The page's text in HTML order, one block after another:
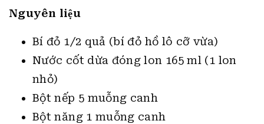
Nguyên liệu
Bí đỏ 1/2 quả (bí đỏ hồ lô cỡ vừa)
Nước cốt dừa đóng lon 165 ml (1 lon
nhỏ)
Bột nếp 5 muỗng canh
Bột năng 1 muỗng canh